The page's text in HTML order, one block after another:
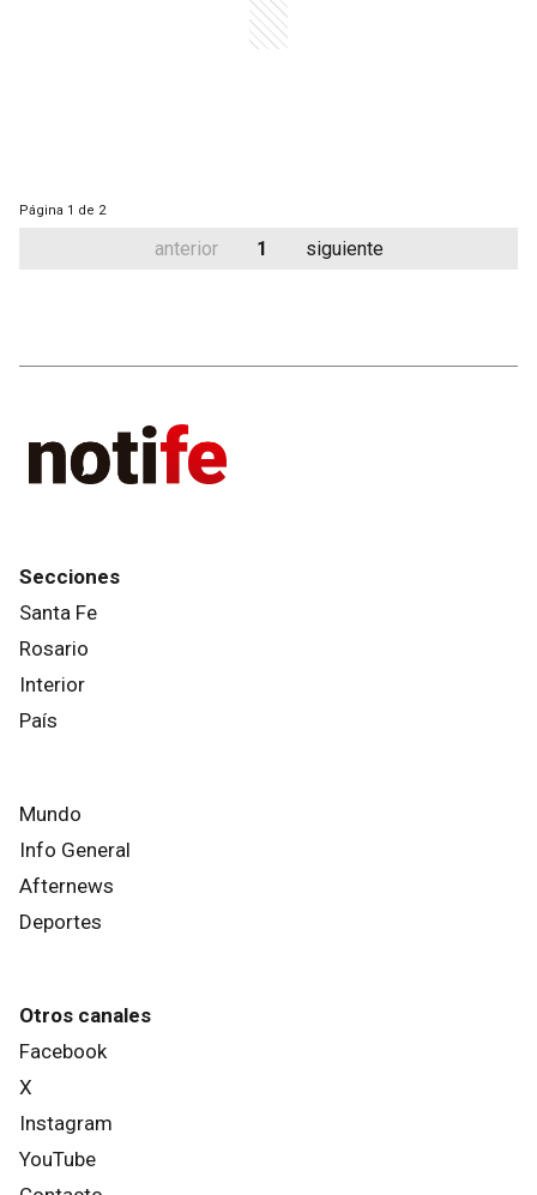
Página 1 de 2
anterior 1 siguiente
Secciones
Santa Fe
Rosario
Interior
País
Mundo
Info General
Afternews
Deportes
Otros canales
Facebook
X
Instagram
YouTube